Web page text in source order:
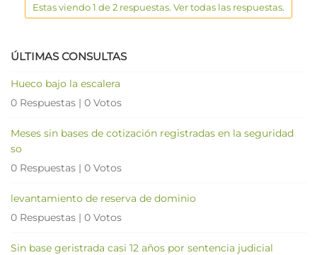
Estas viendo 1 de 2 respuestas. Ver todas las respuestas.
ÚLTIMAS CONSULTAS
Hueco bajo la escalera
0 Respuestas | 0 Votos
Meses sin bases de cotización registradas en la seguridad
so
0 Respuestas | 0 Votos
levantamiento de reserva de dominio
0 Respuestas | 0 Votos
Sin base geristrada casi 12 años por sentencia judicial